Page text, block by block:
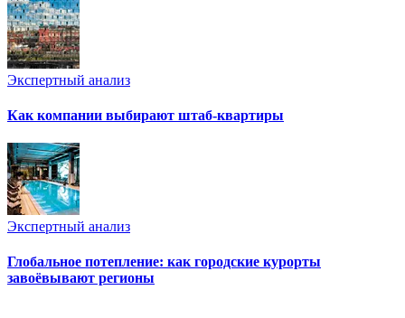
Экспертный анализ
Как компании выбирают штаб-квартиры
Экспертный анализ
Глобальное потепление: как городские курорты
завоёвывают регионы